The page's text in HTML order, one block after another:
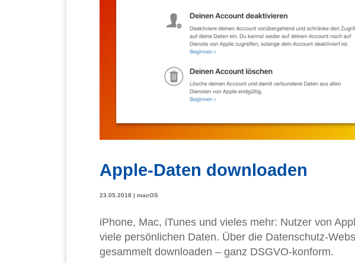
Apple-Daten downloaden
23.05.2018 | macOS
iPhone, Mac, iTunes und vieles mehr: Nutzer von
viele persönlichen Daten. Über die Datenschutz-
gesammelt downloaden – ganz DSGVO-konform.